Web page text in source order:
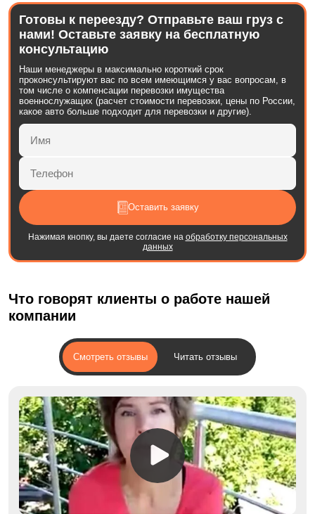
Готовы к переезду? Отправьте ваш груз с
нами! Оставьте заявку на бесплатную
консультацию
Наши менеджеры в максимально короткий срок
проконсультируют вас по всем имеющимся у вас вопросам, в
том числе о компенсации перевозки имущества
военнослужащих (расчет стоимости перевозки, цены по России,
какое авто больше подходит для перевозки и другие).
Оставить заявку
Нажимая кнопку, вы даете согласие на обработку персональных
данных
Что говорят клиенты о работе нашей
компании
Смотреть отзывы Читать отзывы